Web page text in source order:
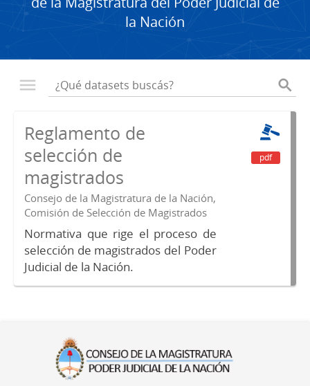
la Nación
Reglamento de
selección de
magistrados
Consejo de la Magistratura de la Nación,
Comisión de Selección de Magistrados
Normativa que rige el proceso de
selección de magistrados del Poder
Judicial de la Nación.
pdf